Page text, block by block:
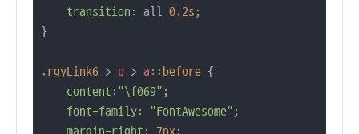
transition : all 0.2s ;
}
.rgyLink6 > p > a ::before {
content : "\f069" ;
font-family: "FontAwesome" ;